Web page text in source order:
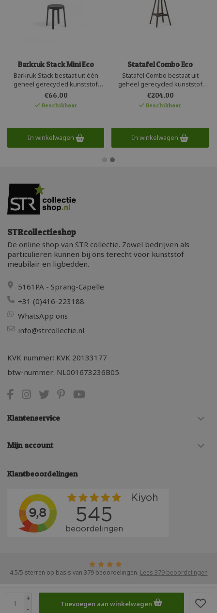
+
-
Toevoegen aan winkelwagen
Barkruk Stack Mini Eco
Barkruk Stack bestaat uit één
geheel gerecycled kunststof
gemaakt door het Italiaanse
Nardi. Een eco-vriendelijke
stapelbare kruk met een
weersbestendige kunststof kruk
heeft een ruwe matte textuur
€66,00
Beschikbaar
In winkelwagen
Statafel Combo Eco
Statafel Combo bestaat uit
geheel gerecycled kunststof
gemaakt door het Italiaanse
Nardi. Een eco-vriendelijke tafel
met een rechtlijnig ontwerp en
weersbestendige kunststof
statafel heeft een ruwe matte
€204,00
Beschikbaar
In winkelwagen
STRcollectieshop
De online shop van STR collectie. Zowel bedrijven als
particulieren kunnen bij ons terecht voor kunststof
meubilair en ligbedden.
5161PA - Sprang-Capelle
+31 (0)416-223188
WhatsApp ons
info@strcollectie.nl
KVK nummer: KVK 20133177
btw-nummer: NL001673236B05
Klantenservice
Mijn account
Klantbeoordelingen
4.5/5 sterren op basis van 379beoordelingen. Lees 379 beoordelingen
© Copyright 2026 STRcollectieshop
Lightspeed